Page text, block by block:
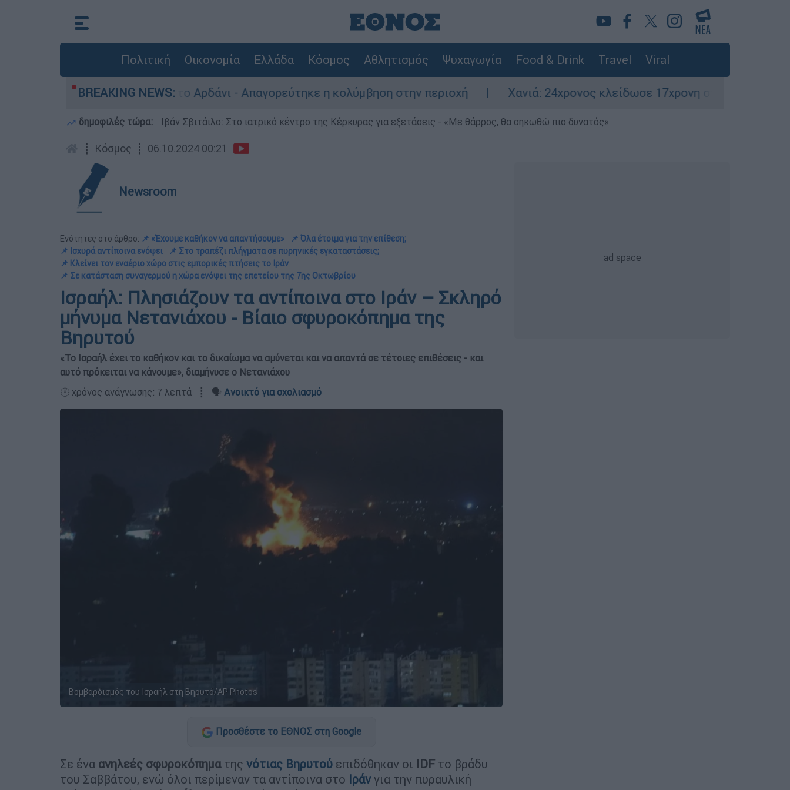
Πολιτική Οικονομία Ελλάδα Κόσμος Αθλητισμός Ψυχαγωγία Food & Drink Travel Viral
BREAKING NEWS:
πυρομαχικά στο Αρδάνι - Απαγορεύτηκε η κολύμβηση στην περιοχή Χανιά: 24χρονος κλείδωσε 17χρονη στο σπίτι του – Την
δημοφιλές τώρα: Ιβάν Σβιτάιλο: Στο ιατρικό κέντρο της Κέρκυρας για εξετάσεις - «Με θάρρος, θα σηκωθώ πιο δυνατός»
┋ Κόσμος ┋ 06.10.2024 00:21
Newsroom
Ενότητες στο άρθρο: 📌 «Έχουμε καθήκον να απαντήσουμε»
📌 Όλα έτοιμα για την επίθεση;
📌 Ισχυρά αντίποινα ενόψει
📌 Στο τραπέζι πλήγματα σε πυρηνικές εγκαταστάσεις;
📌 Κλείνει τον εναέριο χώρο στις εμπορικές πτήσεις το Ιράν
📌 Σε κατάσταση συναγερμού η χώρα ενόψει της επετείου της 7ης Οκτωβρίου
Ισραήλ: Πλησιάζουν τα αντίποινα στο Ιράν – Σκληρό
μήνυμα Νετανιάχου - Βίαιο σφυροκόπημα της
Βηρυτού
«Το Ισραήλ έχει το καθήκον και το δικαίωμα να αμύνεται και να απαντά σε τέτοιες επιθέσεις - και
αυτό πρόκειται να κάνουμε», διαμήνυσε ο Νετανιάχου
🕛 χρόνος ανάγνωσης: 7 λεπτά ┋ 🗣️ Ανοικτό για σχολιασμό
Βομβαρδισμός του Ισραήλ στη Βηρυτό/AP Photos
Προσθέστε το ΕΘΝΟΣ στη Google
Σε ένα ανηλεές σφυροκόπηματης νότιας Βηρυτού επιδόθηκαν οι IDF το βράδυ
του Σαββάτου, ενώ όλοι περίμεναν τα αντίποινα στο Ιράν για την πυραυλική